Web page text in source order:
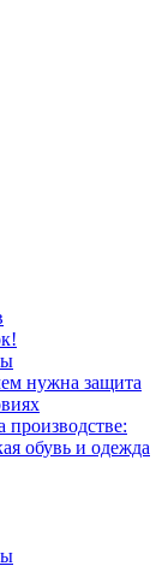
нужна защита
производстве:
обувь и одежда